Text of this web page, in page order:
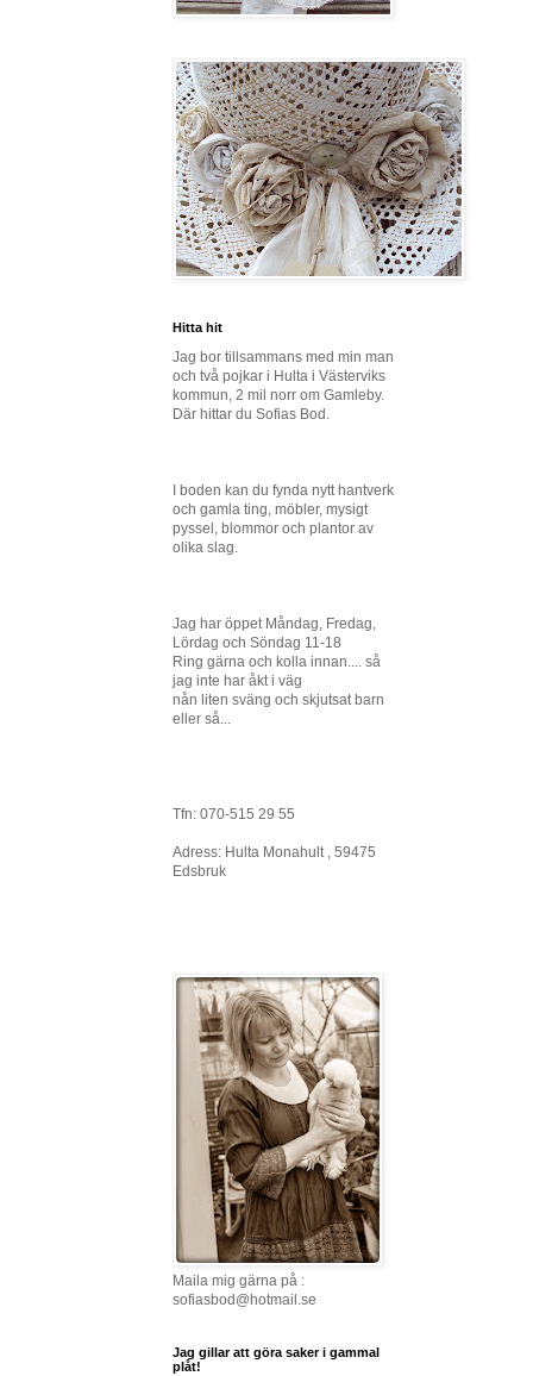
Hitta hit
Jag bor tillsammans med min man
och två pojkar i Hulta i Västerviks
kommun, 2 mil norr om Gamleby.
Där hittar du Sofias Bod.
I boden kan du fynda nytt hantverk
och gamla ting, möbler, mysigt
pyssel, blommor och plantor av
olika slag.
Jag har öppet Måndag, Fredag,
Lördag och Söndag 11-18
Ring gärna och kolla innan.... så
jag inte har åkt i väg
nån liten sväng och skjutsat barn
eller så...
Tfn: 070-515 29 55
Adress: Hulta Monahult , 59475
Edsbruk
Maila mig gärna på :
sofiasbod@hotmail.se
Jag gillar att göra saker i gammal
plåt!